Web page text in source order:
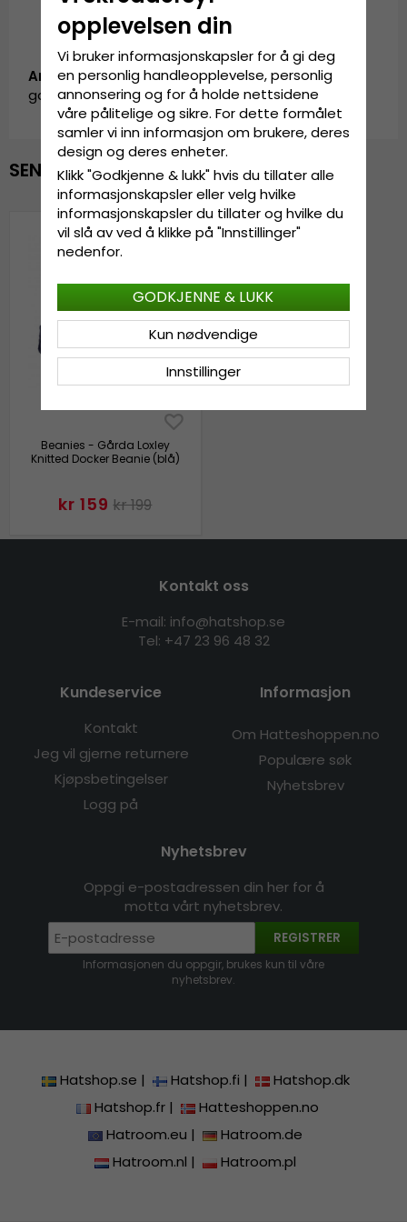
Artikkel-ID:
garda.loxley.blue
SENEST VISTE
Beanies - Gårda Loxley
Knitted Docker Beanie (blå)
kr 159 kr 199
Kontakt oss
E-mail: info@hatshop.se
Tel: +47 23 96 48 32
Kundeservice
Kontakt
Jeg vil gjerne returnere
Kjøpsbetingelser
Logg på
Informasjon
Om Hatteshoppen.no
Populære søk
Nyhetsbrev
Nyhetsbrev
Oppgi e-postadressen din her for å
motta vårt nyhetsbrev.
REGISTRER
Informasjonen du oppgir, brukes kun til våre
nyhetsbrev.
Hatshop.se | Hatshop.fi |
Hatshop.dk
Hatshop.fr|
Hatteshoppen.no
Hatroom.eu |
Hatroom.de
Hatroom.nl | Hatroom.pl
opplevelsen din
Vi bruker informasjonskapsler for å gi deg
en personlig handleopplevelse, personlig
annonsering og for å holde nettsidene
våre pålitelige og sikre. For dette formålet
samler vi inn informasjon om brukere, deres
design og deres enheter.
Klikk "Godkjenne & lukk" hvis du tillater alle
informasjonskapsler eller velg hvilke
informasjonskapsler du tillater og hvilke du
vil slå av ved å klikke på "Innstillinger"
nedenfor.
Innstillinger
Kun nødvendige
GODKJENNE & LUKK